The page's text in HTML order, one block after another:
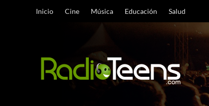
Inicio Cine Música Educación Salud